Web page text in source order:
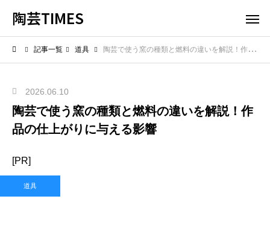
陶芸TIMES
記事一覧 道具 陶芸で使う窯の種類と燃料の違いを解説！作品の仕上がりに与える影響
2026.06.10
陶芸で使う窯の種類と燃料の違いを解説！作
品の仕上がりに与える影響
[PR]
道具